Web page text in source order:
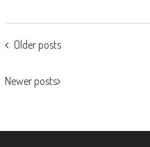
POSTS
Older posts
Newer posts